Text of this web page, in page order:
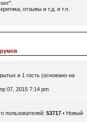
отзывы и т.д. и т.п.
и 1 гость (основано на
07, 2015 7:14 pm
пользователей: 53717 • Новый